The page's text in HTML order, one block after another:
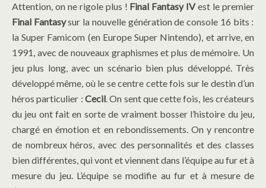
Attention, on ne rigole plus ! Final Fantasy IVest le premier
Final Fantasysur la nouvelle génération de console 16 bits :
la Super Famicom (en Europe Super Nintendo), et arrive, en
1991, avec de nouveaux graphismes et plus de mémoire. Un
jeu plus long, avec un scénario bien plus développé. Très
développé même, où le se centre cette fois sur le destin d’un
héros particulier : Cecil. On sent que cette fois, les créateurs
du jeu ont fait en sorte de vraiment bosser l’histoire du jeu,
chargé en émotion et en rebondissements. On y rencontre
de nombreux héros, avec des personnalités et des classes
bien différentes, qui vont et viennent dans l’équipe au fur et à
mesure du jeu. L’équipe se modifie au fur et à mesure de